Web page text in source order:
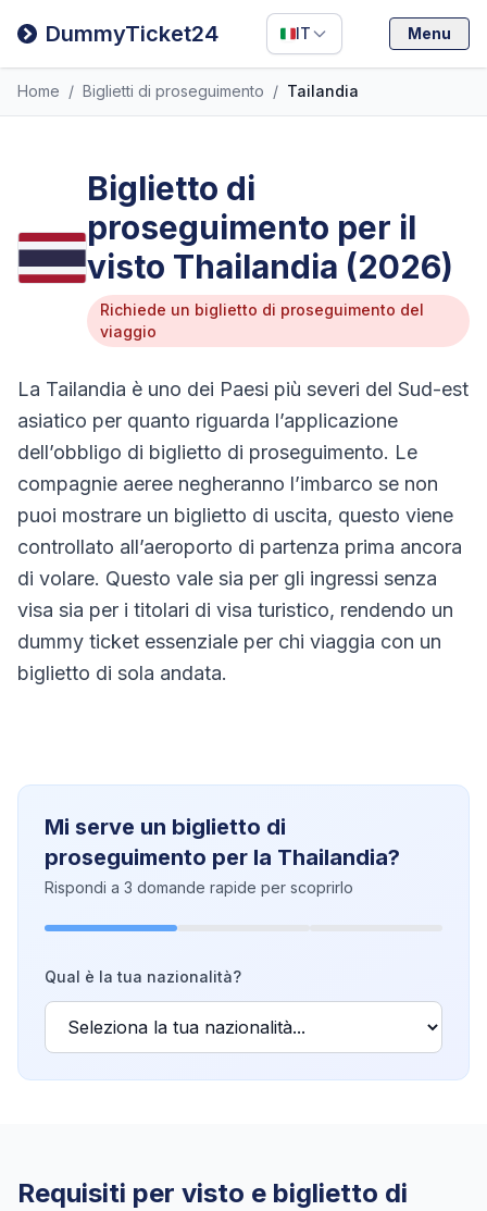
DummyTicket24 IT
Filipino
Deutsch
Español
Menu
Home / Biglietti di proseguimento / Tailandia
Biglietto di
proseguimento per il
visto Thailandia (2026)
Richiede un biglietto di proseguimento del
viaggio
La Tailandia è uno dei Paesi più severi del Sud-est
asiatico per quanto riguarda l’applicazione
dell’obbligo di biglietto di proseguimento. Le
compagnie aeree negheranno l’imbarco se non
puoi mostrare un biglietto di uscita, questo viene
controllato all’aeroporto di partenza prima ancora
di volare. Questo vale sia per gli ingressi senza
visa sia per i titolari di visa turistico, rendendo un
dummy ticket essenziale per chi viaggia con un
biglietto di sola andata.
Mi serve un biglietto di
proseguimento per la Thailandia?
Rispondi a 3 domande rapide per scoprirlo
Qual è la tua nazionalità?
Requisiti per visto e biglietto di